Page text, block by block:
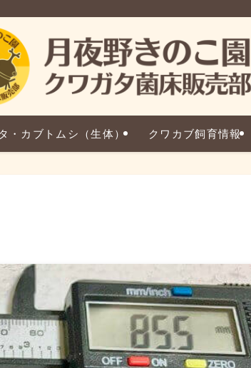
・カブトムシ（生体） クワカブ飼育情報